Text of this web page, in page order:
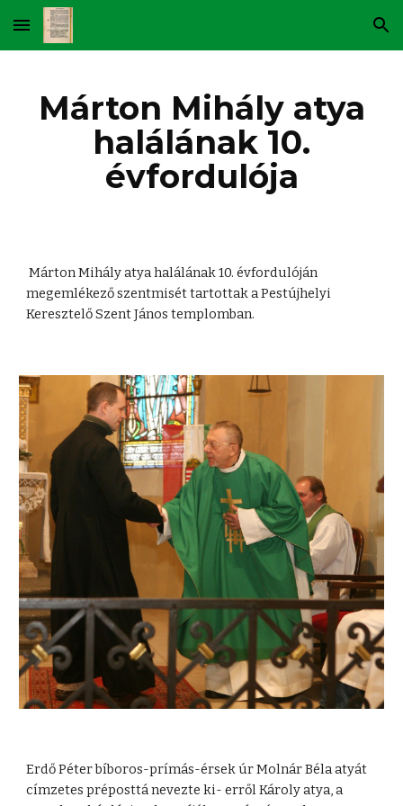
Skip to main content Skip to navigation
Márton Mihály atya
halálának 10.
évfordulója
Márton Mihály atya halálának 10. évfordulóján
megemlékező szentmisét tartottak a Pestújhelyi
Keresztelő Szent János templomban.
Erdő Péter bíboros-prímás-érsek úr Molnár Béla atyát
címzetes préposttá nevezte ki- erről Károly atya, a